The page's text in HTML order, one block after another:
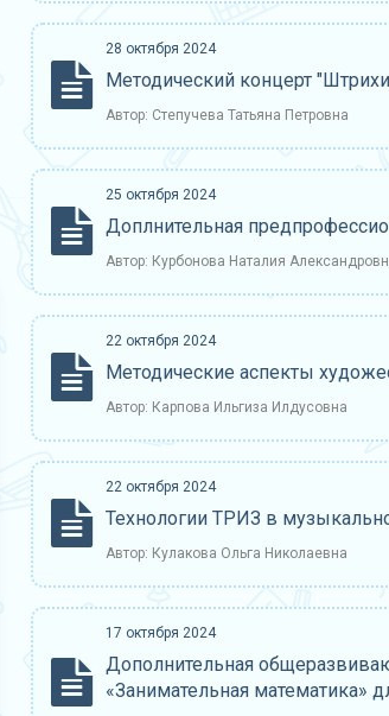
28 октября 2024
Методический концерт
Автор: Степучева Татьяна Петровна
25 октября 2024
Доплнительная
Автор: Курбонова Наталия
22 октября 2024
Методические аспекты
Автор: Карпова Ильгиза Илдусовна
22 октября 2024
Технологии ТРИЗ в
Автор: Кулакова Ольга Николаевна
17 октября 2024
Дополнительная
«Занимательная математика»